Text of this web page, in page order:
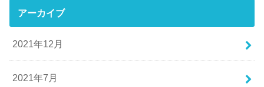
アーカイブ
2021年12月
2021年7月